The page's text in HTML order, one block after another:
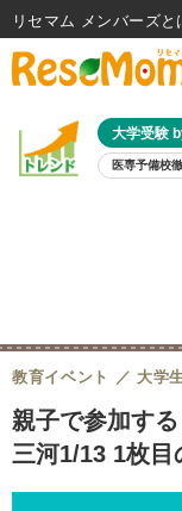
大学受験
医専予備校
親子で参加す
三河1/13 1枚目
教育イベント 大学
リセマム メンバーズ